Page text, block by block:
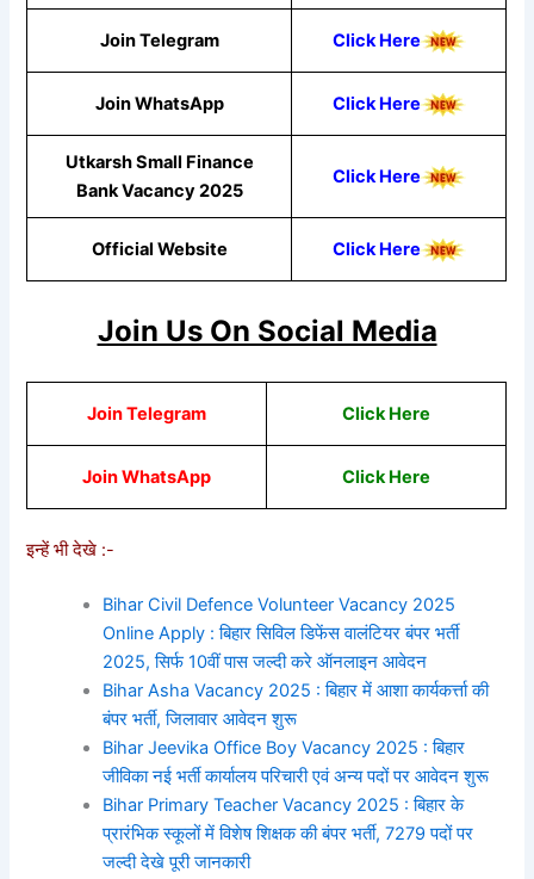
Join Telegram Click Here
Join WhatsApp ClickHere
Utkarsh Small Finance
Bank Vacancy 2025
Click Here
Official Website Click Here
Join Us On Social Media
Join Telegram Click Here
Join WhatsApp ClickHere
इन्हें भी देखे :-
Bihar Civil Defence Volunteer Vacancy 2025
Online Apply : बिहार सिविल डिफेंस वालंटियर बंपर भर्ती
2025, सिर्फ 10वीं पास जल्दी करे ऑनलाइन आवेदन
Bihar Asha Vacancy 2025 : बिहार में आशा कार्यकर्त्ता की
बंपर भर्ती, जिलावार आवेदन शुरू
Bihar Jeevika Office Boy Vacancy 2025 : बिहार
जीविका नई भर्ती कार्यालय परिचारी एवं अन्य पदों पर आवेदन शुरू
Bihar Primary Teacher Vacancy 2025 : बिहार के
प्रारंभिक स्कूलों में विशेष शिक्षक की बंपर भर्ती, 7279 पदों पर
जल्दी देखे पूरी जानकारी